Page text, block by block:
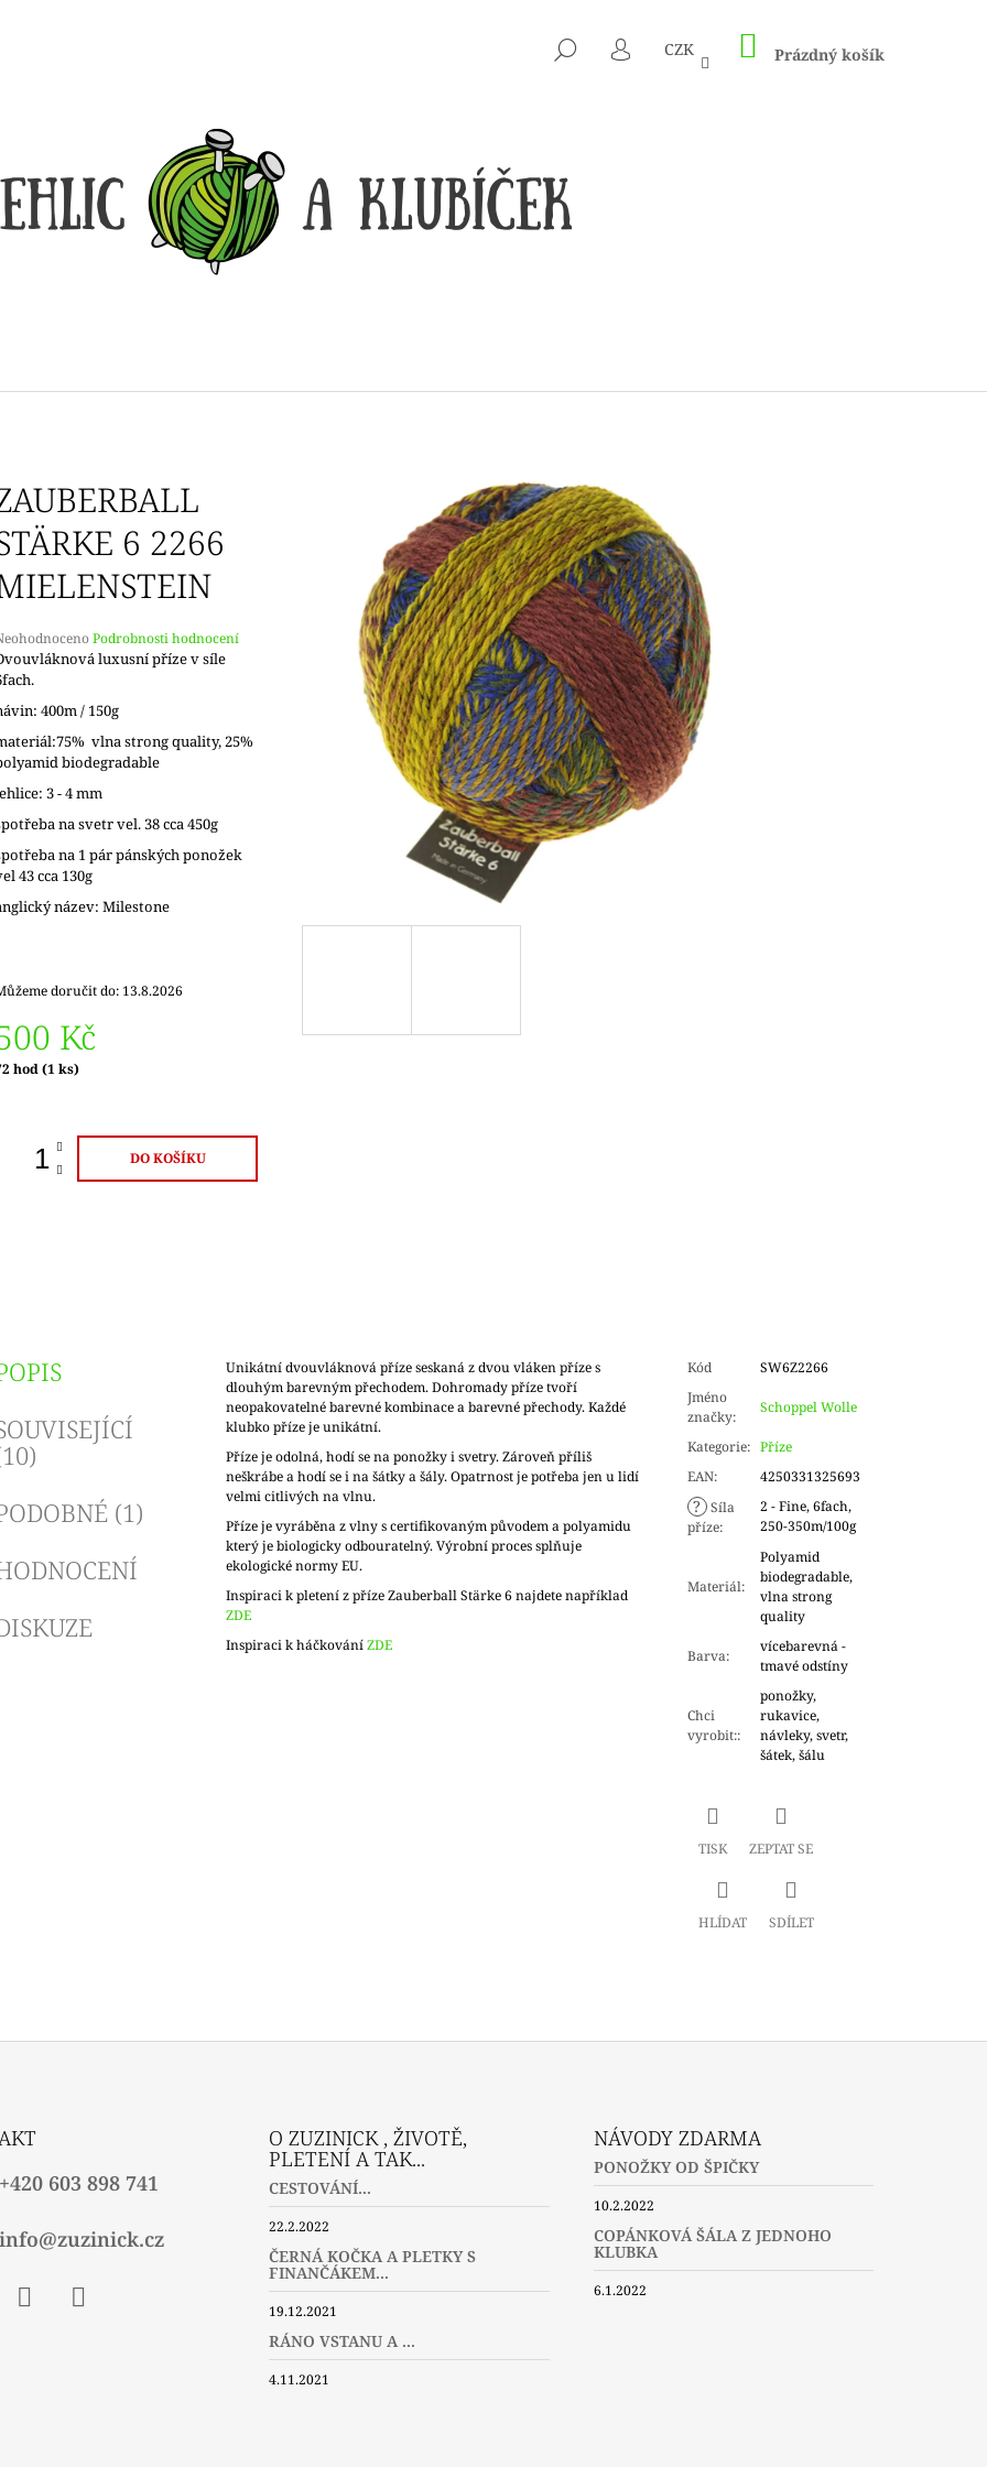
HLEDAT
PŘIHLÁŠENÍ
CZK NÁKUPNÍ
KOŠÍK
Prázdný košík
6 2266
Podrobnosti hodnocení
luxusní příze v síle
400m / 150g
vlna strong quality, 25%
biodegradable
3 - 4 mm
na svetr vel. 38 cca 450g
na 1 pár pánských ponožek
43 cca 130g
název: Milestone
doručit do: 13.8.2026
Kč
hod(1 ks)
DO KOŠÍKU
(1)
Unikátní dvouvláknová příze seskaná z dvou vláken příze s
dlouhým barevným přechodem. Dohromady příze tvoří
neopakovatelné barevné kombinace a barevné přechody. Každé
klubko příze je unikátní.
Příze je odolná, hodí se na ponožky i svetry. Zároveň příliš
neškrábe a hodí se i na šátky a šály. Opatrnost je potřeba jen u lidí
velmi citlivých na vlnu.
Příze je vyráběna z vlny s certifikovaným původem a polyamidu
který je biologicky odbouratelný. Výrobní proces splňuje
ekologické normy EU.
Inspiraci k pletení z příze Zauberball Stärke 6 najdete například
ZDE
Inspiraci k háčkováníZDE
Kód
SW6Z2266
Jméno
značky:
Schoppel Wolle
Kategorie: Příze
EAN: 4250331325693
? Síla
příze:
2 - Fine, 6fach,
250-350m/100g
Materiál:
Polyamid
biodegradable,
vlna strong
quality
Barva:
vícebarevná -
tmavé odstíny
Chci
vyrobit::
ponožky,
rukavice,
návleky, svetr,
šátek, šálu
TISK ZEPTAT SE
HLÍDAT SDÍLET
CO POTŘEBUJETE NAJÍT?
HLEDAT
Kč
+420 603 898 741
info@zuzinick.cz
O ZUZINICK , ŽIVOTĚ,
PLETENÍ A TAK...
CESTOVÁNÍ...
22.2.2022
ČERNÁ KOČKA A PLETKY S
FINANČÁKEM...
19.12.2021
RÁNO VSTANU A ...
4.11.2021
NÁVODY ZDARMA
PONOŽKY OD ŠPIČKY
10.2.2022
COPÁNKOVÁ ŠÁLA Z JEDNOHO
KLUBKA
6.1.2022